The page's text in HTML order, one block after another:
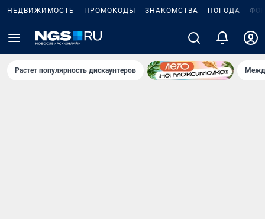
НЕДВИЖИМОСТЬ ПРОМОКОДЫ ЗНАКОМСТВА ПОГОДА
Растет популярность дискаунтеров